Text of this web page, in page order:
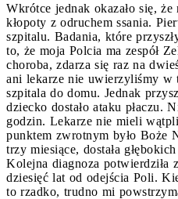
Wkrótce jednak okazało się, że
kłopoty z odruchem ssania.
szpitalu. Badania, które
to, że moja Polcia ma zespół
choroba, zdarza się raz na
ani lekarze nie uwierzyliśmy w
szpitala do domu. Jednak
dziecko dostało ataku płaczu.
godzin. Lekarze nie mieli
punktem zwrotnym było Boże
trzy miesiące, dostała
Kolejna diagnoza
dziesięć lat od odejścia Poli.
to rzadko, trudno mi